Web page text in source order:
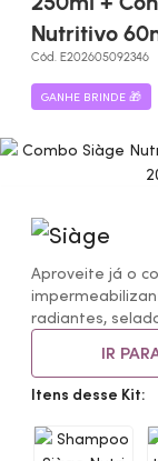
Nutritivo
Cód. E202605092346
GANHE BRINDE 🎁
Aproveite já o
radiantes,
IR
Itens desse Kit: